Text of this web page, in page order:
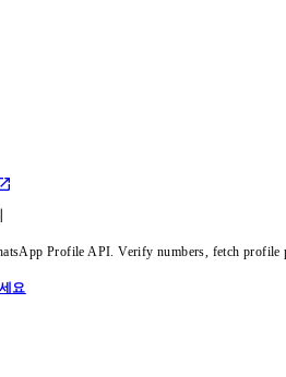
Profile API. Verify numbers, fetch
요